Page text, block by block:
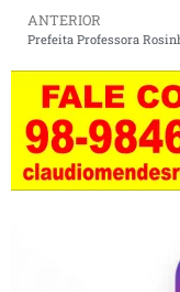
ANTERIOR